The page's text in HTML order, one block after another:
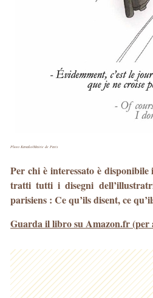
Photo Kanako/Mairie de Paris
Per chi è interessato è
tratti tutti i disegni
parisiens : Ce qu’ils disent, ce
Guarda il libro su Amazon.fr (per